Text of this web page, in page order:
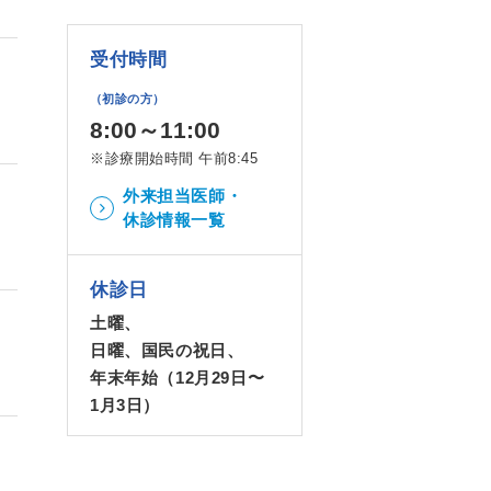
受付時間
（初診の方）
8:00～11:00
※診療開始時間 午前8:45
外来担当医師・
休診情報一覧
休診日
土曜、
日曜、国民の祝日、
年末年始（12月29日〜
1月3日）